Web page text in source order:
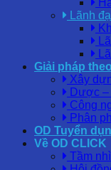
Lãnh
Giải pháp
Xây
Dược –
Công
Phân
OD Tuyển
Về OD CLICK
Tầm